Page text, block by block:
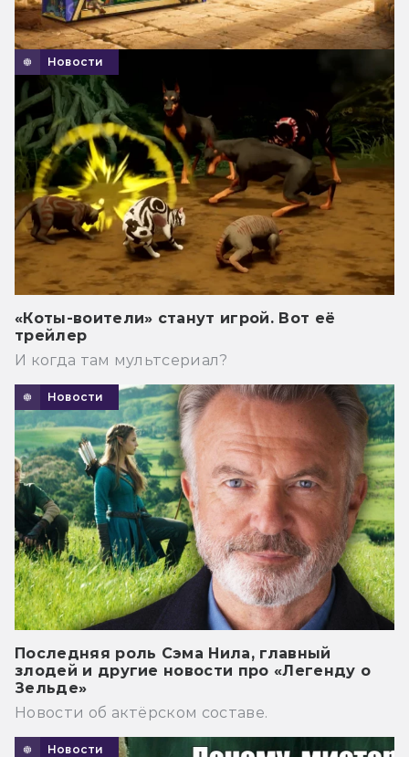
Новости
«Коты-воители» станут игрой. Вот её
трейлер
И когда там мультсериал?
Новости
Последняя роль Сэма Нила, главный
злодей и другие новости про «Легенду о
Зельде»
Новости об актёрском составе.
Новости